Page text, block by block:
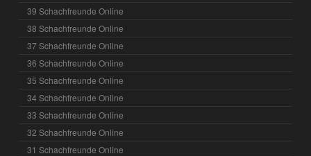
39 Schachfreunde Online
38 Schachfreunde Online
37 Schachfreunde Online
36 Schachfreunde Online
35 Schachfreunde Online
34 Schachfreunde Online
33 Schachfreunde Online
32 Schachfreunde Online
31 Schachfreunde Online